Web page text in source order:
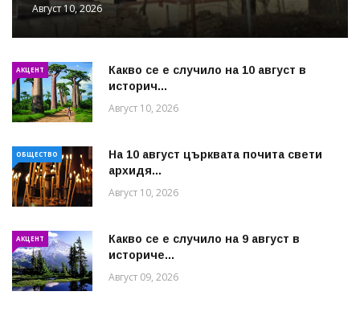
Август 10, 2026
АКЦЕНТ
Какво се е случило на 10 август в
историч...
Август 10, 2026
ОБЩЕСТВО
На 10 август църквата почита свети
архидя...
Август 10, 2026
АКЦЕНТ
Какво се е случило на 9 август в
историче...
Август 09, 2026